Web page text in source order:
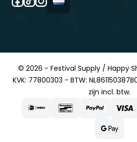
© 2026 - Festival Supply / Happy
KVK: 77800303 - BTW:
zijn incl. btw.